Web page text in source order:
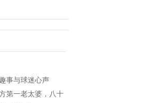
事与球迷心声
第一老太婆，八十